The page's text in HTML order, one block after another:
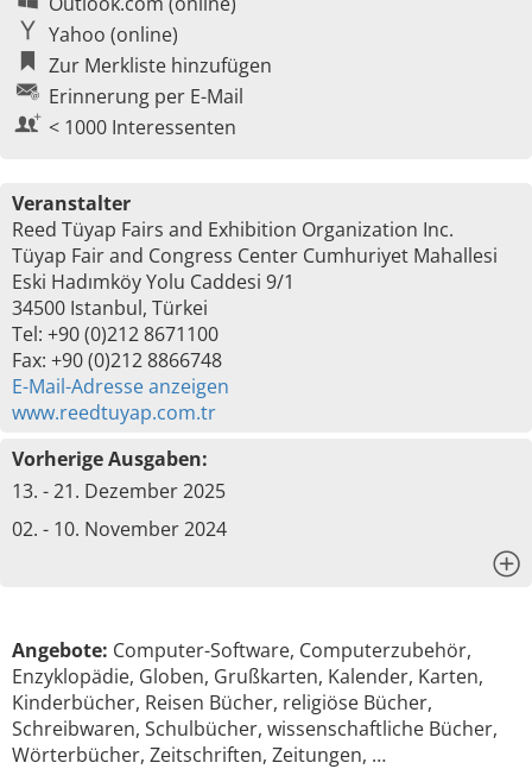
Yahoo (online)
Zur Merkliste hinzufügen
Erinnerung per E-Mail
< 1000 Interessenten
Veranstalter
Reed Tüyap Fairs and Exhibition Organization Inc.
Tüyap Fair and Congress Center Cumhuriyet Mahallesi
Eski Hadımköy Yolu Caddesi 9/1
34500 Istanbul, Türkei
Tel: +90 (0)212 8671100
Fax: +90 (0)212 8866748
E-Mail-Adresse anzeigen
www.reedtuyap.com.tr
Vorherige Ausgaben:
13. - 21. Dezember 2025
02. - 10. November 2024
Angebote: Computer-Software, Computerzubehör,
Enzyklopädie, Globen, Grußkarten, Kalender, Karten,
Kinderbücher, Reisen Bücher, religiöse Bücher,
Schreibwaren, Schulbücher, wissenschaftliche Bücher,
Wörterbücher, Zeitschriften, Zeitungen, …